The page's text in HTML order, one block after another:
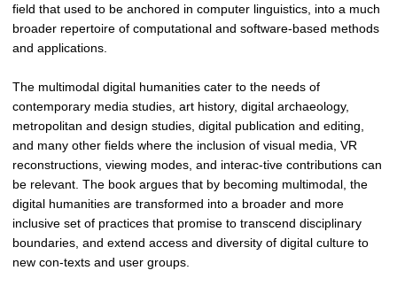
field that used to be anchored in computer linguistics, into a much
broader repertoire of computational and software-based methods
and applications.
The multimodal digital humanities cater to the needs of
contemporary media studies, art history, digital archaeology,
metropolitan and design studies, digital publication and editing,
and many other fields where the inclusion of visual media, VR
reconstructions, viewing modes, and interac-tive contributions can
be relevant. The book argues that by becoming multimodal, the
digital humanities are transformed into a broader and more
inclusive set of practices that promise to transcend disciplinary
boundaries, and extend access and diversity of digital culture to
new con-texts and user groups.